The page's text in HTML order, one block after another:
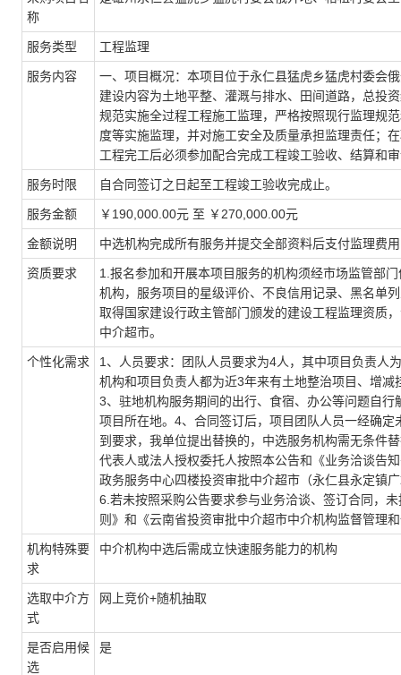
称
服务类型 工程监理
服务内容
一、项目概况：本项目位于永仁县猛虎乡猛虎村委会
建设内容为土地平整、灌溉与排水、田间道路，总投
规范实施全过程工程施工监理，严格按照现行监理规
度等实施监理，并对施工安全及质量承担监理责任；
工程完工后必须参加配合完成工程竣工验收、结算和
服务时限 自合同签订之日起至工程竣工验收完成止。
服务金额 ￥190,000.00元 至 ￥270,000.00元
金额说明 中选机构完成所有服务并提交全部资料后支付监理费
资质要求
1.报名参加和开展本项目服务的机构须经市场监管部
机构，服务项目的星级评价、不良信用记录、黑名单
取得国家建设行政主管部门颁发的建设工程监理资质
中介超市。
个性化需求
1、人员要求：团队人员要求为4人，其中项目负责人
机构和项目负责人都为近3年来有土地整治项目、增
3、驻地机构服务期间的出行、食宿、办公等问题自
项目所在地。4、合同签订后，项目团队人员一经确
到要求，我单位提出替换的，中选服务机构需无条件
代表人或法人授权委托人按照本公告和《业务洽谈告
政务服务中心四楼投资审批中介超市（永仁县永定镇
6.若未按照采购公告要求参与业务洽谈、签订合同，
则》和《云南省投资审批中介超市中介机构监督管理
机构特殊要
求
中介机构中选后需成立快速服务能力的机构
选取中介方
式
网上竞价+随机抽取
是否启用候
选
是